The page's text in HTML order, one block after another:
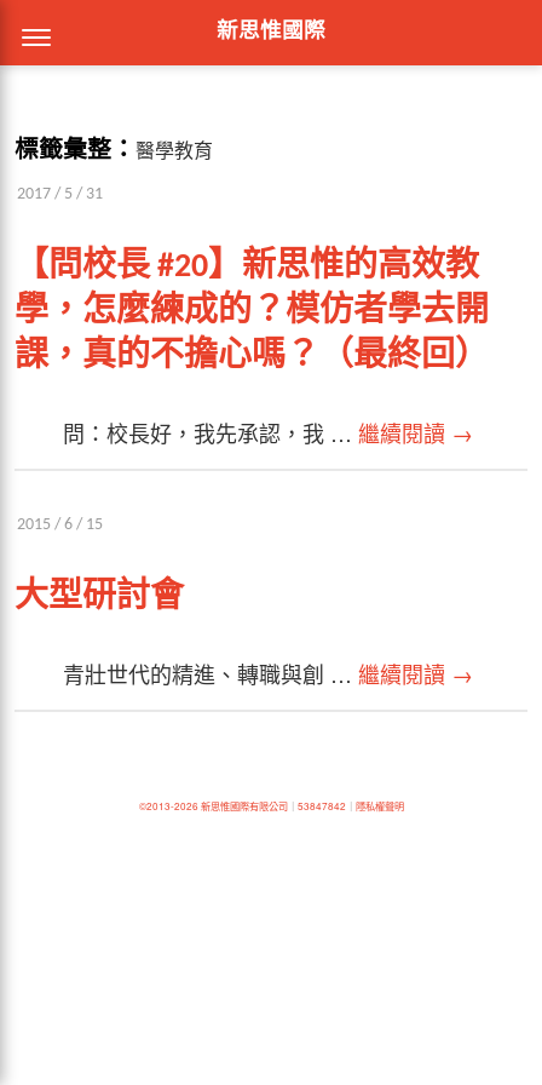
新思惟國際
標籤彙整： 醫學教育
2017 / 5 / 31
【問校長 #20】新思惟的高效教
學，怎麼練成的？模仿者學去開
課，真的不擔心嗎？（最終回）
問：校長好，我先承認，我 … 繼續閱讀 →
2015 / 6 / 15
大型研討會
青壯世代的精進、轉職與創 … 繼續閱讀 →
©2013-2026 新思惟國際有限公司｜ 53847842 ｜ 隱私權聲明